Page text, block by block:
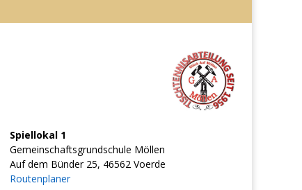
Spiellokal 1
Gemeinschaftsgrundschule Möllen
Auf dem Bünder 25, 46562 Voerde
Routenplaner